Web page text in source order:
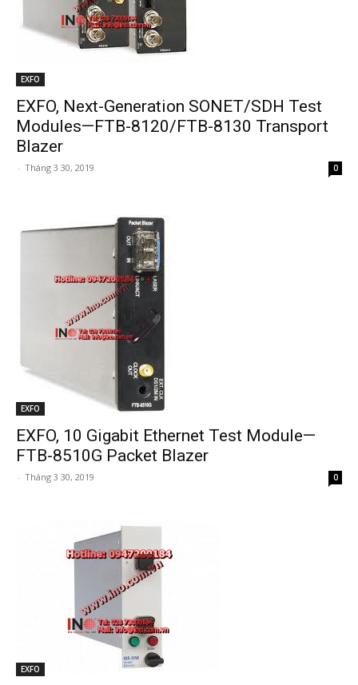
EXFO
EXFO, Next-Generation SONET/SDH Test
Modules—FTB-8120/FTB-8130 Transport
Blazer
- Tháng 3 30, 2019 0
EXFO
EXFO, 10 Gigabit Ethernet Test Module—
FTB-8510G Packet Blazer
- Tháng 3 30, 2019 0
EXFO